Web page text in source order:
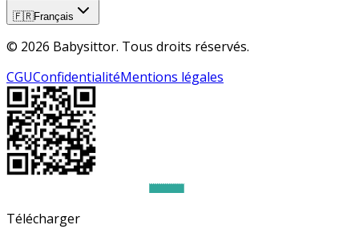
🇫🇷Français
© 2026 Babysittor. Tous droits réservés.
CGUConfidentialitéMentions légales
Télécharger